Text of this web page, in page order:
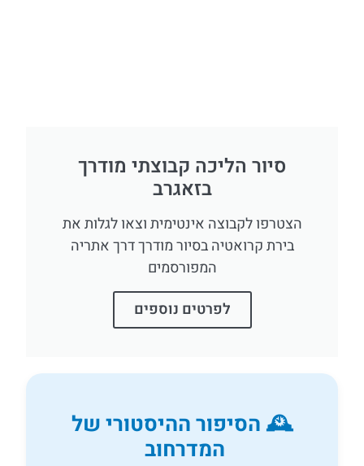
סיור הליכה קבוצתי מודרך
בזאגרב
הצטרפו לקבוצה אינטימית וצאו לגלות את
בירת קרואטיה בסיור מודרך דרך אתריה
המפורסמים
לפרטים נוספים
🕰️ הסיפור ההיסטורי של
המדרחוב